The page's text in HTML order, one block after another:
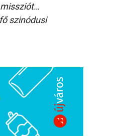
szinódusi